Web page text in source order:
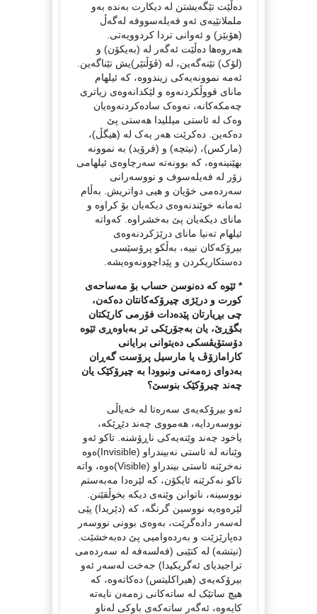
دەڵێت تێگەیشتن لە دیکارت بەندە بەو
ململانێیەی ئەو فەیلەسووفە لەگەڵ
(هۆبێز) و ئەوانی تردا کردوویەتی.
هەروەها دەڵێت ئەگەر لە (بەیکۆن) و
(لۆک) تێنەگەین، لە (ڤۆڵتێر)یش تێناگەین.
ئەمە نموونەیەکی زیندووە، کە ئیلهام
مانای قووڵکردنەوە و لێکدانەوەی زیاتری
چەمکەکانە، نەوەک سادەکردنەوەیان
وەک لە ئاستی میللیدا هەستی پێ
دەکەین. دەکرێت هەر یەک لە (هیگڵ)،
(مارکس)، (نیتچە) و (فرۆید) بە نموونە
بهێنینەوە، کە بوونەتە سەرچاوەی ئیلهامی
زۆر لە فەیلەسوف و نووسەرانی
سەردەمی خۆیان و هیی دواتریش. بەڵام
ئەمانە خوێندنەوەی دیکەیان بۆ کراوە و
مانای دیکەیان پێ بەخشراوە. کەواتە
ئیلهام تەنیا مانای درێژکردنەوەی
بیرۆکەکان نییە، بەڵکو پرۆسێسی
دەستکاریکردن و پێداچوونەوەیشە.
* ئێوە کە دەنوسن حساب بۆ مەساحەی
کورت و درێژی چیرۆکەکانتان دەکەن،
چی بڕیارتان پێدەدات فۆرمی کارێکتان
بگۆڕێ، یان به‌جۆرێکی تر بەباوەڕی ئێوە
دۆستۆیڤسکی دەیتوانی برایانی
کارامازۆڤ یا مارسیل پرۆست گەڕان
بەدوای زەمەنی ونبوودا بە چیرۆکێک یان
چەند چیرۆکێک بنوسێ؟
ئەو بیرۆکەیەی سەرەتا لە خەیاڵی
نووسەردایە، هەمووی چەند دێڕێکە،
یاخود چەند وێنەیەکی ناڕۆشنە. تاکو ئەو
وێنانە لە ئاستی نەبیندراو (Invisible)ەوە
نەخرێنە ئاستی بیندراو (Visible)ەوە، واتە
تاکو نەکرێنە ئایکۆن، کە لێرەدا مەبەستم
نووسینە، ناتوانن وێنەی دیکە بخوڵقێنن.
لێرەوەیە نووسین گرنگە، کە (دێریدا) پێی
لەسەر دادەگرێت‌، بەوەی بوونی نووسه‌ر
دەپارێزێت و به‌رده‌وامیی پێ ده‌به‌خشێت.
(نیتشە) لە کتێبی (فەلسەفە لە سەردەمی
تراجیدیای ئەگریکیدا) جەخت لەسەر ئەو
بیرۆکەیەی (هیراکلیتس) دەکاتەوە، کە
هیچ ساتێک لە ساتەکانی زەمەن نایەتە
کایەوە، ئەگەر ساتەکەی باوکی لەناو